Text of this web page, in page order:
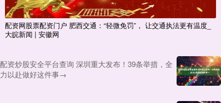
配资网股票配资门户 肥西交通：“轻微免罚”， 让交通执法更有温度_
大皖新闻 | 安徽网
配资炒股安全平台查询 深圳重大发布！39条举措，全
力以赴做好这件事→